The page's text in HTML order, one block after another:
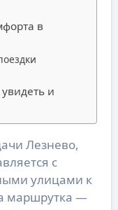
в
и
с
улицами к
маршрутка —